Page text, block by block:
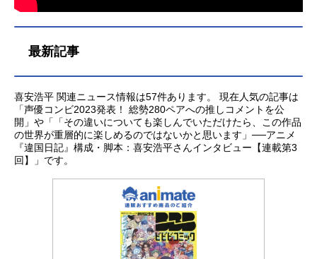
最新記事
喜安浩平 関連ニュース情報は57件あります。 現在人気の記事は
「声優コンビ2023発表！ 総勢280ペアへの推しコメントを公
開」や「「その違いについても楽しんでいただけたら、この作品
の世界が重層的に楽しめるのではないかと思います」──アニメ
『違国日記』構成・脚本：喜安浩平さんインタビュー【連載第3
回】」です。